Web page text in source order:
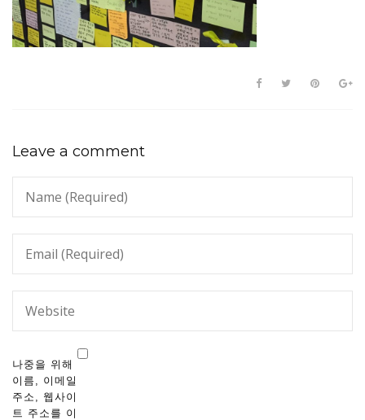
Leave a comment
나중을 위해
이름, 이메일
주소, 웹사이
트 주소를 이